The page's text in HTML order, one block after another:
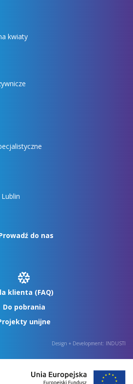
kwiaty
do nas
klienta (FAQ)
Do pobrania
unijne
Design + Development: INDUSTI